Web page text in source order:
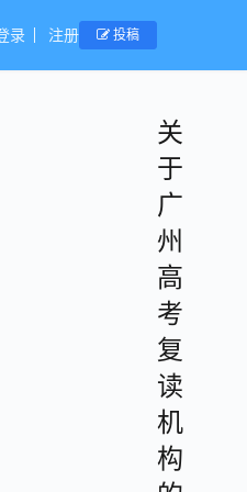
录 注册 投稿
关
于
广
州
高
考
复
读
机
构